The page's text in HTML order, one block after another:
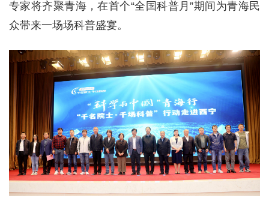
专家将齐聚青海，在首个“全国科普月”期间为青海民
众带来一场场科普盛宴。